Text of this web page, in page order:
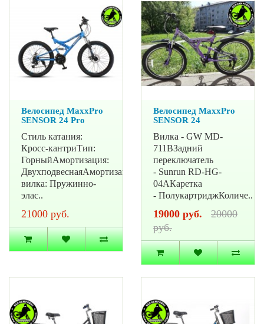
Велосипед MaxxPro
SENSOR 24 Pro
Стиль катания:
Кросс-кантриТип:
ГорныйАмортизация:
ДвухподвеснаяАмортизационная
вилка: Пружинно-
элас..
21000 руб.
Велосипед MaxxPro
SENSOR 24
Вилка - GW MD-
711BЗадний
переключатель
- Sunrun RD-HG-
04AКаретка
- ПолукартриджКоличе..
19000 руб.
20000
руб.